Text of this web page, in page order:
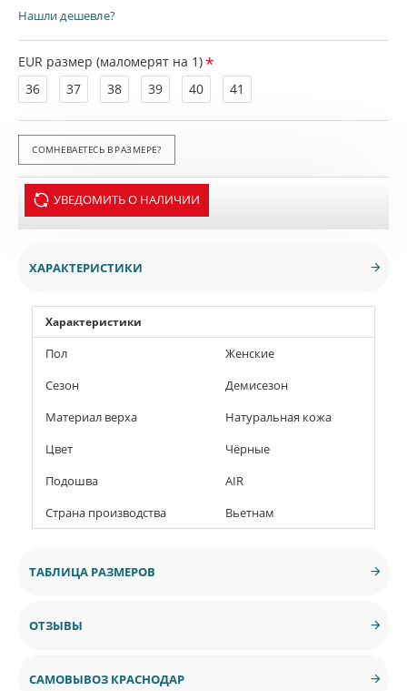
EUR размер (маломерят на 1)
36
37 38 39 40 41
УВЕДОМИТЬ О НАЛИЧИИ
Нашли дешевле?
ХАРАКТЕРИСТИКИ
Характеристики
Пол
Женские
Сезон
Демисезон
Материал верха
Натуральная кожа
Цвет
Чёрные
Подошва
AIR
Страна производства
Вьетнам
ТАБЛИЦА РАЗМЕРОВ
ОТЗЫВЫ
САМОВЫВОЗ КРАСНОДАР
СОМНЕВАЕТЕСЬ В РАЗМЕРЕ?